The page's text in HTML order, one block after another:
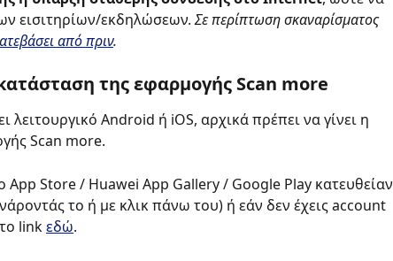
εισιτηρίων/εκδηλώσεων. Σε περίπτωση σκαναρίσματος
από πριν.
της εφαρμογής Scan more
λειτουργικό Android ή iOS, αρχικά πρέπει να γίνει η
Scan more.
App Store / Huawei App Gallery / Google Play κατευθείαν
το ή με κλικ πάνω του) ή εάν δεν έχεις account
link εδώ.